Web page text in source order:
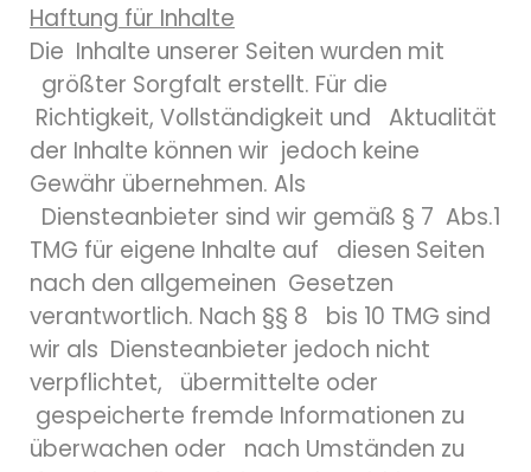
Haftung für Inhalte
Die Inhalte unserer Seiten wurden mit
größter Sorgfalt erstellt. Für die
Richtigkeit, Vollständigkeit und Aktualität
der Inhalte können wir jedoch keine
Gewähr übernehmen. Als
Diensteanbieter sind wir gemäß § 7 Abs.1
TMG für eigene Inhalte auf diesen Seiten
nach den allgemeinen Gesetzen
verantwortlich. Nach §§ 8 bis 10 TMG sind
wir als Diensteanbieter jedoch nicht
verpflichtet, übermittelte oder
gespeicherte fremde Informationen zu
überwachen oder nach Umständen zu